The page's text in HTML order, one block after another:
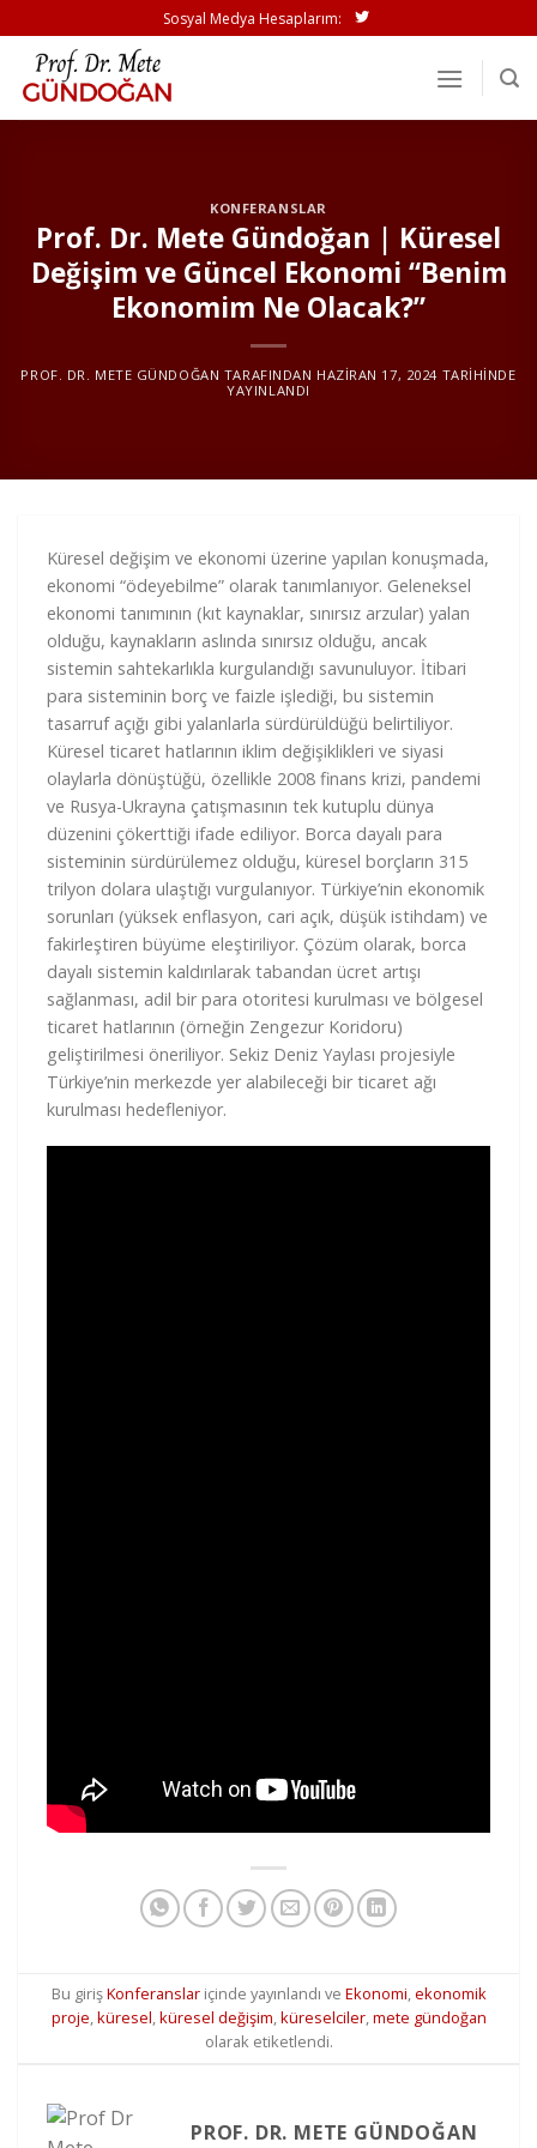
atla
Sosyal Medya Hesaplarım:
KONFERANSLAR
Prof. Dr. Mete Gündoğan | Küresel
Değişim ve Güncel Ekonomi “Benim
Ekonomim Ne Olacak?”
PROF. DR. METE GÜNDOĞAN TARAFINDAN HAZIRAN 17, 2024TARIHINDE
YAYINLANDI
Küresel değişim ve ekonomi üzerine yapılan konuşmada,
ekonomi “ödeyebilme” olarak tanımlanıyor. Geleneksel
ekonomi tanımının (kıt kaynaklar, sınırsız arzular) yalan
olduğu, kaynakların aslında sınırsız olduğu, ancak
sistemin sahtekarlıkla kurgulandığı savunuluyor. İtibari
para sisteminin borç ve faizle işlediği, bu sistemin
tasarruf açığı gibi yalanlarla sürdürüldüğü belirtiliyor.
Küresel ticaret hatlarının iklim değişiklikleri ve siyasi
olaylarla dönüştüğü, özellikle 2008 finans krizi, pandemi
ve Rusya-Ukrayna çatışmasının tek kutuplu dünya
düzenini çökerttiği ifade ediliyor. Borca dayalı para
sisteminin sürdürülemez olduğu, küresel borçların 315
trilyon dolara ulaştığı vurgulanıyor. Türkiye’nin ekonomik
sorunları (yüksek enflasyon, cari açık, düşük istihdam) ve
fakirleştiren büyüme eleştiriliyor. Çözüm olarak, borca
dayalı sistemin kaldırılarak tabandan ücret artışı
sağlanması, adil bir para otoritesi kurulması ve bölgesel
ticaret hatlarının (örneğin Zengezur Koridoru)
geliştirilmesi öneriliyor. Sekiz Deniz Yaylası projesiyle
Türkiye’nin merkezde yer alabileceği bir ticaret ağı
kurulması hedefleniyor.
Bu girişKonferanslariçinde yayınlandı ve Ekonomi,ekonomik
proje,küresel,küresel değişim,küreselciler,mete gündoğan
olarak etiketlendi.
PROF. DR. METE GÜNDOĞAN